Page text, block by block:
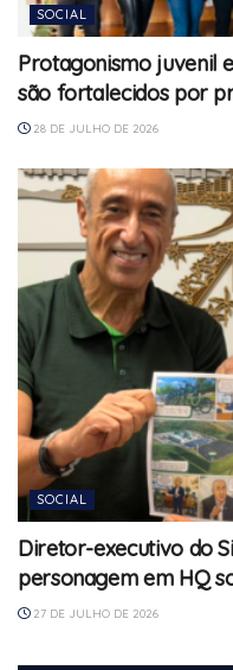
SOCIAL
Protagonismo juvenil
são fortalecidos por
28 DE JULHO DE 2026
SOCIAL
Diretor-executivo do
personagem em HQ
27 DE JULHO DE 2026